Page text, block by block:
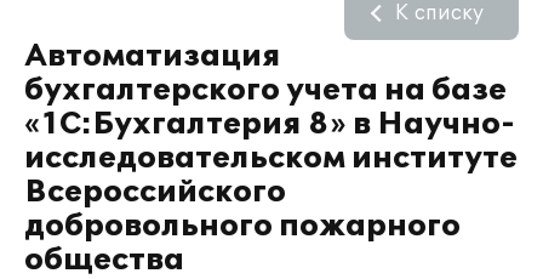
Автоматизация
бухгалтерского учета на базе
«1С:Бухгалтерия 8» в Научно-
исследовательском институте
Всероссийского
добровольного пожарного
общества
К списку